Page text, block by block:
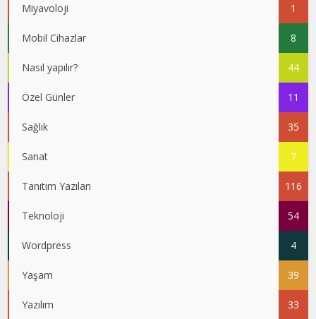
Miyavoloji 1
Mobil Cihazlar 8
Nasıl yapılır? 44
Özel Günler 11
Sağlık 35
Sanat 7
Tanıtım Yazıları 116
Teknoloji 54
Wordpress 4
Yaşam 39
Yazılım 33